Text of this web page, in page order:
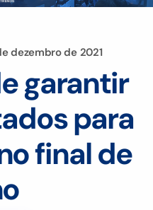
dezembro de 2021
garantir
para
final de